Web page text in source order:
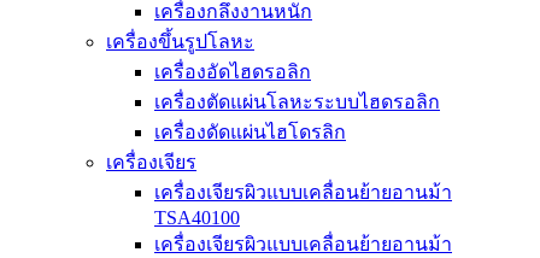
เครื่องกลึงงานหนัก
เครื่องขึ้นรูปโลหะ
เครื่องอัดไฮดรอลิก
เครื่องตัดแผ่นโลหะระบบไฮดรอลิก
เครื่องดัดแผ่นไฮโดรลิก
เครื่องเจียร
เครื่องเจียรผิวแบบเคลื่อนย้ายอานม้า
TSA40100
เครื่องเจียรผิวแบบเคลื่อนย้ายอานม้า